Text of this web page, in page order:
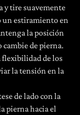
y tire suavemente
un estiramiento en
la posición
de pierna.
flexibilidad de los
la tensión en la
de lado con la
pierna hacia el